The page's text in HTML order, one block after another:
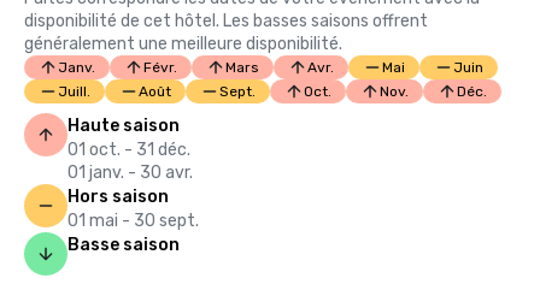
disponibilité de cet hôtel. Les basses saisons offrent
généralement une meilleure disponibilité.
Janv. Févr. Mars Avr. Mai
Juin
Juill.
Août Sept. Oct. Nov. Déc.
Haute saison
01 oct. - 31 déc.
01 janv. - 30 avr.
Hors saison
01 mai - 30 sept.
Basse saison